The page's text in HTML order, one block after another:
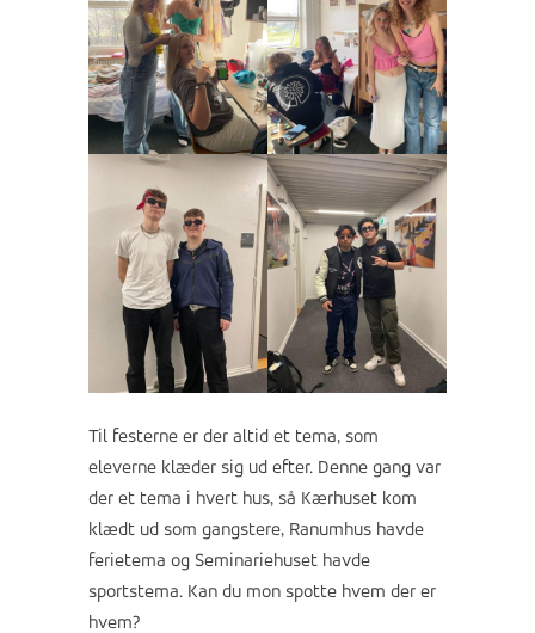
Til festerne er der altid et tema, som
eleverne klæder sig ud efter. Denne gang var
der et tema i hvert hus, så Kærhuset kom
klædt ud som gangstere, Ranumhus havde
ferietema og Seminariehuset havde
sportstema. Kan du mon spotte hvem der er
hvem?